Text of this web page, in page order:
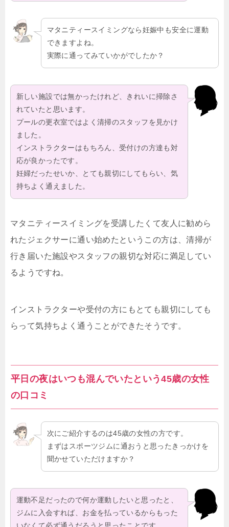
マタニティースイミングなら妊娠中も安全に運動
できますよね。
実際に通ってみていかがでしたか？
新しい施設では無かったけれど、きれいに掃除さ
れていたと思います。
プールの更衣室ではよく清掃のスタッフを見かけ
ました。
インストラクターはもちろん、受付けの方達も対
応が良かったです。
妊婦だったせいか、とても親切にしてもらい、気
持ちよく通えました。
マタニティースイミングを受講したくて友人に勧めら
れたジェクサーに通い始めたというこの方は、清掃が
行き届いた施設やスタッフの親切な対応に満足してい
るようですね。
インストラクターや受付の方にもとても親切にしても
らって気持ちよく通うことができたそうです。
平日の夜はいつも混んでいたという45歳の女性
の口コミ
次にご紹介するのは45歳の女性の方です。
まずはスポーツジムに通おうと思ったきっかけを
聞かせていただけますか？
運動不足だったので何か運動したいと思ったと、
ジムに入会すれば、お金を払っているからもった